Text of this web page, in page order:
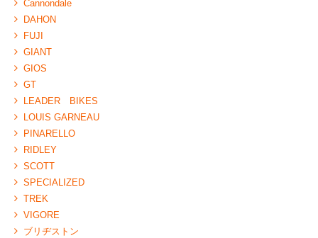
Cannondale
DAHON
FUJI
GIANT
GIOS
GT
LEADER BIKES
LOUIS GARNEAU
PINARELLO
RIDLEY
SCOTT
SPECIALIZED
TREK
VIGORE
ブリヂストン